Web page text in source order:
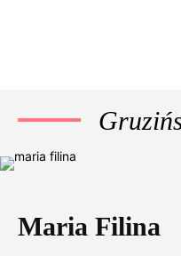
Maria Filina